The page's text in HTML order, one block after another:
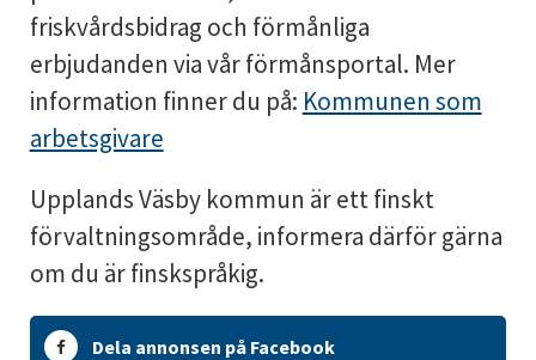
friskvårdsbidrag och förmånliga
erbjudanden via vår förmånsportal. Mer
information finner du på: Kommunen som
arbetsgivare
Upplands Väsby kommun är ett finskt
förvaltningsområde, informera därför gärna
om du är finskspråkig.
Dela annonsen på Facebook